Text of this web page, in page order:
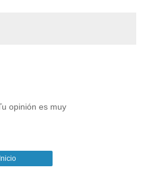
opinión es muy
Inicio